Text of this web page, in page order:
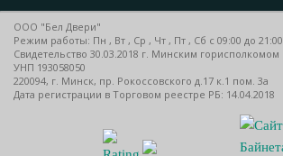
ООО "Бел Двери"
Режим работы: Пн , Вт , Ср , Чт , Пт , Сб c 09:00 до 21:00
Свидетельство 30.03.2018 г. Минским горисполкомом
УНП 193058050
220094, г. Минск, пр. Рокоссовского д.17 к.1 пом. 3а
Дата регистрации в Торговом реестре РБ: 14.04.2018